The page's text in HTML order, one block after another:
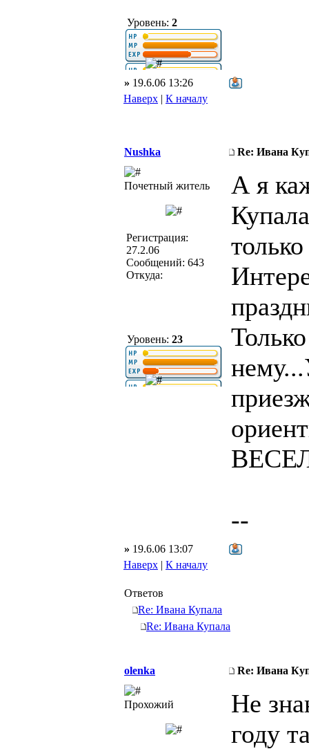
Уровень: 2
» 19.6.06 13:26
Наверх | К началу
Nushka Re: Ивана
Почетный житель
Регистрация:
27.2.06
Сообщений: 643
Откуда:
Уровень: 23
А я
--
» 19.6.06 13:07
Наверх | К началу
Ответов
Re: Ивана Купала
Re: Ивана Купала
olenka Re: Ивана
Прохожий
Не
году